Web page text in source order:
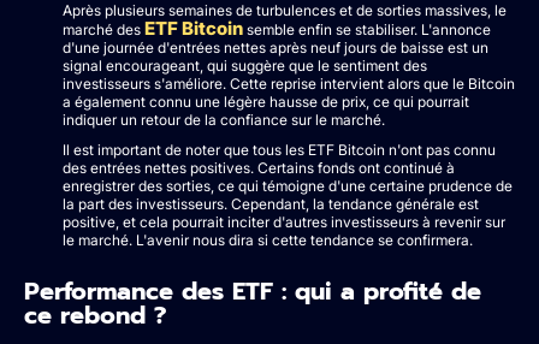
Après plusieurs semaines de turbulences et de sorties massives, le
marché des ETF Bitcoin semble enfin se stabiliser. L'annonce
d'une journée d'entrées nettes après neuf jours de baisse est un
signal encourageant, qui suggère que le sentiment des
investisseurs s'améliore. Cette reprise intervient alors que le Bitcoin
a également connu une légère hausse de prix, ce qui pourrait
indiquer un retour de la confiance sur le marché.
Il est important de noter que tous les ETF Bitcoin n'ont pas connu
des entrées nettes positives. Certains fonds ont continué à
enregistrer des sorties, ce qui témoigne d'une certaine prudence de
la part des investisseurs. Cependant, la tendance générale est
positive, et cela pourrait inciter d'autres investisseurs à revenir sur
le marché. L'avenir nous dira si cette tendance se confirmera.
Performance des ETF : qui a profité de
ce rebond ?